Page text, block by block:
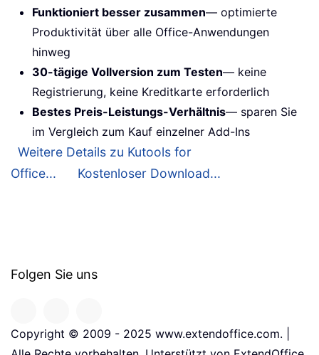
Funktioniert besser zusammen— optimierte
Produktivität über alle Office-Anwendungen
hinweg
30-tägige Vollversion zum Testen— keine
Registrierung, keine Kreditkarte erforderlich
Bestes Preis-Leistungs-Verhältnis— sparen Sie
im Vergleich zum Kauf einzelner Add-Ins
Weitere Details zu Kutools for
Office...
Kostenloser Download...
Folgen Sie uns
Copyright © 2009 - 2025 www.extendoffice.com. |